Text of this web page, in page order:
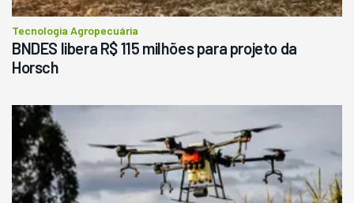
Tecnologia Agropecuária
BNDES libera R$ 115 milhões para projeto da
Horsch